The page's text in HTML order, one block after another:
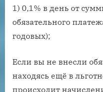
1) 0,1% в день от
обязательного
годовых);
Если вы не внесли
находясь ещё в
происходит